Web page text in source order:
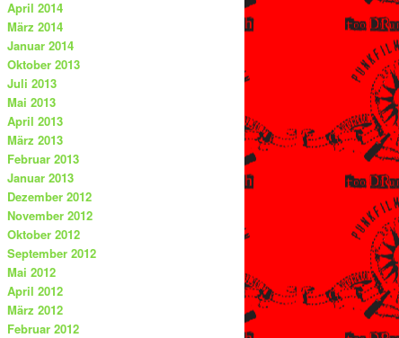
April 2014
März 2014
Januar 2014
Oktober 2013
Juli 2013
Mai 2013
April 2013
März 2013
Februar 2013
Januar 2013
Dezember 2012
November 2012
Oktober 2012
September 2012
Mai 2012
April 2012
März 2012
Februar 2012